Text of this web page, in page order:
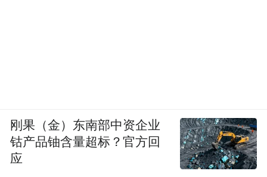
刚果（金）东南部中资企业
钴产品铀含量超标？官方回
应